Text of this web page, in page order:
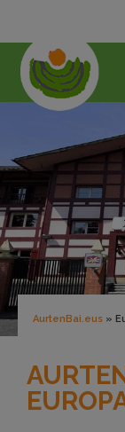
AurtenBai.eus »